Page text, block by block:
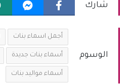
شارك
الوسوم
أجمل اسماء بنات
أسماء بنات جديدة
أسماء مواليد بنات